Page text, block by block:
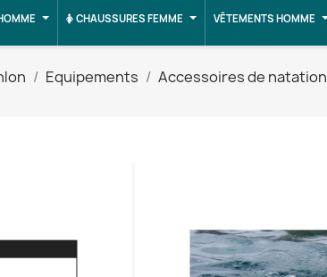
CHAUSSURES FEMME VÊTEMENTS HOMME
Equipements Accessoires de natation